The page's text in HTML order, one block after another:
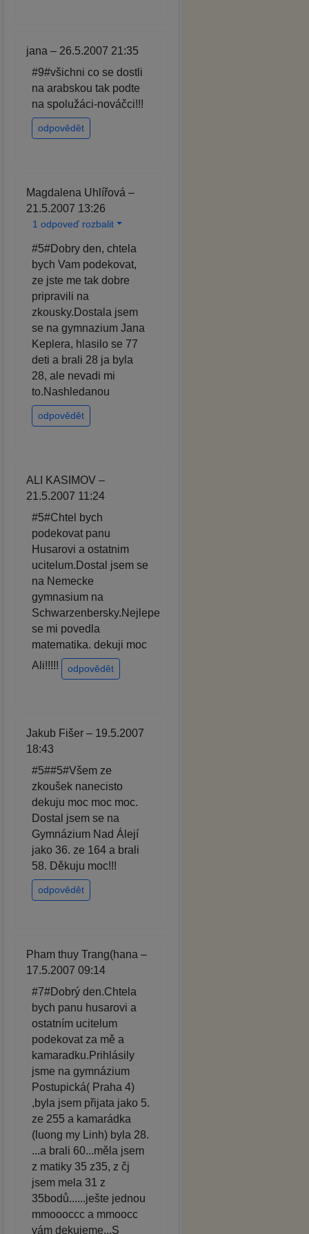
jana – 26.5.2007 21:35
#9#všichni co se dostli
na arabskou tak podte
na spolužáci-nováčci!!!
odpovědět
Magdalena Uhlířová –
21.5.2007 13:26
1 odpoveď rozbalit
#5#Dobry den, chtela
bych Vam podekovat,
ze jste me tak dobre
pripravili na
zkousky.Dostala jsem
se na gymnazium Jana
Keplera, hlasilo se 77
deti a brali 28 ja byla
28, ale nevadi mi
to.Nashledanou
odpovědět
ALI KASIMOV –
21.5.2007 11:24
#5#Chtel bych
podekovat panu
Husarovi a ostatnim
ucitelum.Dostal jsem se
na Nemecke
gymnasium na
Schwarzenbersky.Nejlepe
se mi povedla
matematika. dekuji moc
Ali!!!!!
odpovědět
Jakub Fišer – 19.5.2007
18:43
#5##5#Všem ze
zkoušek nanecisto
dekuju moc moc moc.
Dostal jsem se na
Gymnázium Nad Álejí
jako 36. ze 164 a brali
58. Děkuju moc!!!
odpovědět
Pham thuy Trang(hana –
17.5.2007 09:14
#7#Dobrý den.Chtela
bych panu husarovi a
ostatním ucitelum
podekovat za mě a
kamaradku.Prihlásily
jsme na gymnázium
Postupická( Praha 4)
,byla jsem přijata jako 5.
ze 255 a kamarádka
(luong my Linh) byla 28.
...a brali 60...měla jsem
z matiky 35 z35, z čj
jsem mela 31 z
35bodů......ješte jednou
mmoooccc a mmoocc
vám dekujeme...S